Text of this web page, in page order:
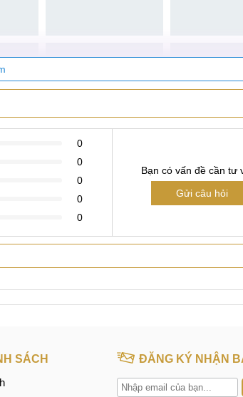
quá trình thay vỏ chỉ từ 30 - 45 phút.
uy tín, giá rẻ
Bạn có vấn đề cần tư